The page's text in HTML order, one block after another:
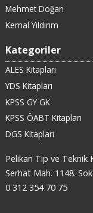
Mehmet Doğan
Kemal Yıldırım
Kategoriler
ALES Kitapları
YDS Kitapları
KPSS GY GK
KPSS ÖABT Kitapları
DGS Kitapları
Pelikan Tıp ve Teknik
Serhat Mah. 1148.
0 312 354 70 75